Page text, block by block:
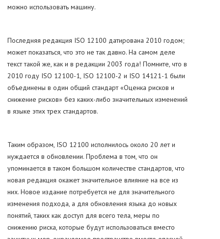
можно использовать машину.
Последняя редакция ISO 12100 датирована 2010 годом;
может показаться, что это не так давно. На самом деле
текст такой же, как и в редакции 2003 года! Помните, что в
2010 году ISO 12100-1, ISO 12100-2 и ISO 14121-1 были
объединены в один общий стандарт «Оценка рисков и
снижение рисков» без каких-либо значительных изменений
в языке этих трех стандартов.
Таким образом, ISO 12100 исполнилось около 20 лет и
нуждается в обновлении. Проблема в том, что он
упоминается в таком большом количестве стандартов, что
новая редакция окажет значительное влияние на все из
них. Новое издание потребуется не для значительного
изменения подхода, а для обновления языка до новых
понятий, таких как доступ для всего тела, меры по
снижению риска, которые будут использоваться вместо